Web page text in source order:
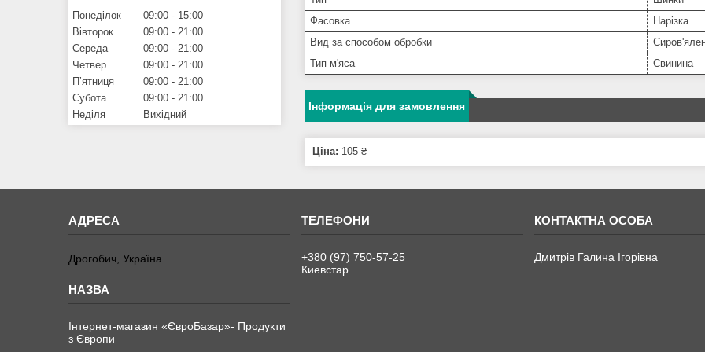
Фасовка
Нарізка
Вид за способом обробки
Тип м'яса
Свинина
Інформація для замовлення
Ціна: 105 ₴
Понеділок 09:00
15:00
Вівторок
09:00
21:00
Середа
09:00
21:00
Четвер
09:00
21:00
Пʼятниця
09:00
21:00
Субота
09:00
21:00
Неділя
Вихідний
Дрогобич, Україна
Інтернет-магазин «ЄвроБазар»- Продукти
з Європи
+380 (97) 750-57-25
Киевстар
Дмитрів Галина Ігорівна